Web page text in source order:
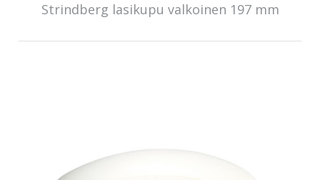
Strindberg lasikupu valkoinen 197 mm